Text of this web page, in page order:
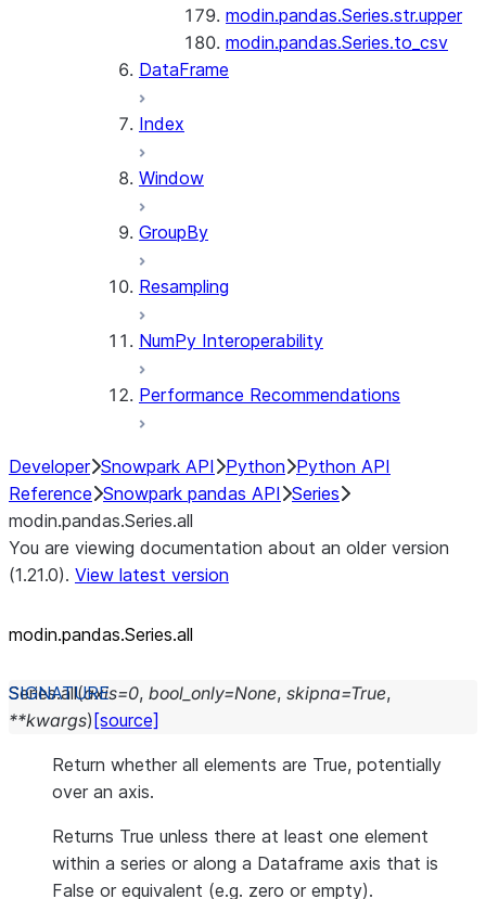
modin.pandas.Series.str.upper
modin.pandas.Series.to_csv
DataFrame
Index
Window
GroupBy
Resampling
NumPy Interoperability
Performance Recommendations
Developer Snowpark API Python Python API
Reference Snowpark pandas API Series
modin.pandas.Series.all
You are viewing documentation about an older version
(1.21.0). View latest version
modin.pandas.Series.all
Series.all(axis=0, bool_only=None, skipna=True,
**kwargs) [source]
Return whether all elements are True, potentially
over an axis.
Returns True unless there at least one element
within a series or along a Dataframe axis that is
False or equivalent (e.g. zero or empty).